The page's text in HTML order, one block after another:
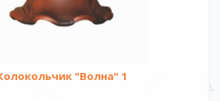
"Волна" 1